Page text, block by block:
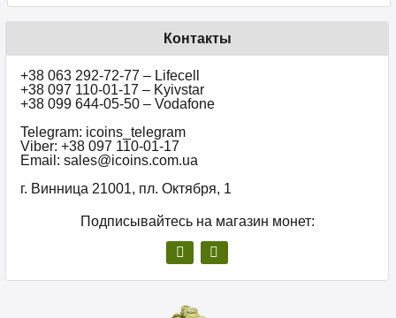
Контакты
+38 063 292-72-77 – Lifecell
+38 097 110-01-17 – Kyivstar
+38 099 644-05-50 – Vodafone
Telegram: icoins_telegram
Viber: +38 097 110-01-17
Email: sales@icoins.com.ua
г. Винница 21001, пл. Октября, 1
Подписывайтесь на магазин монет: